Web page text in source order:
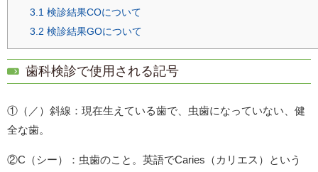
3.1 検診結果COについて
3.2 検診結果GOについて
歯科検診で使用される記号
①（／）斜線：現在生えている歯で、虫歯になっていない、健
全な歯。
②C（シー）：虫歯のこと。英語でCaries（カリエス）という